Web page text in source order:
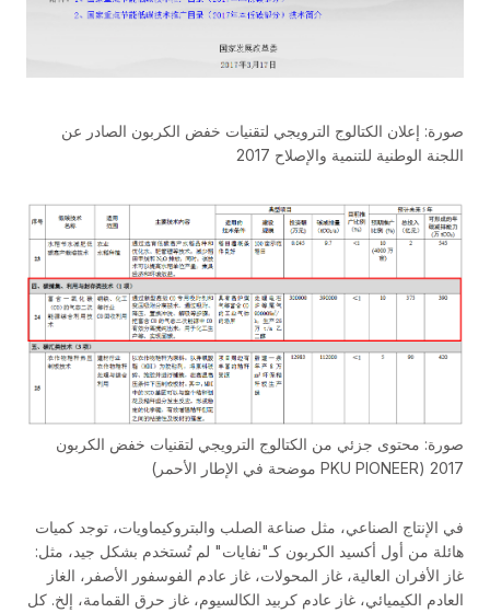
صورة: إعلان الكتالوج الترويجي لتقنيات خفض الكربون الصادر عن
اللجنة الوطنية للتنمية والإصلاح 2017
صورة: محتوى جزئي من الكتالوج الترويجي لتقنيات خفض الكربون
2017 (PKU PIONEER موضحة في الإطار الأحمر)
في الإنتاج الصناعي، مثل صناعة الصلب والبتروكيماويات، توجد كميات
هائلة من أول أكسيد الكربون كـ"نفايات" لم تُستخدم بشكل جيد، مثل:
غاز الأفران العالية، غاز المحولات، غاز عادم الفوسفور الأصفر، الغاز
العادم الكيميائي، غاز عادم كربيد الكالسيوم، غاز حرق القمامة، إلخ. كل